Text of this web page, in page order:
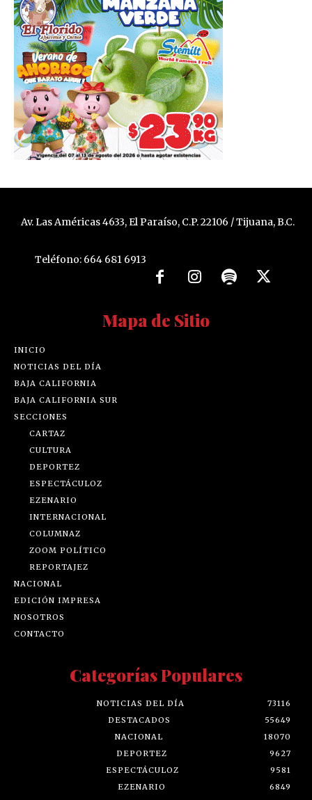
Av. Las Américas 4633, El Paraíso, C.P. 22106 / Tijuana, B.C.
Teléfono: 664 681 6913
Mapa de Sitio
INICIO
NOTICIAS DEL DÍA
BAJA CALIFORNIA
BAJA CALIFORNIA SUR
SECCIONES
CARTAZ
CULTURA
DEPORTEZ
ESPECTÁCULOZ
EZENARIO
INTERNACIONAL
COLUMNAZ
ZOOM POLÍTICO
REPORTAJEZ
NACIONAL
EDICIÓN IMPRESA
NOSOTROS
CONTACTO
Categorías Populares
NOTICIAS DEL DÍA
73116
DESTACADOS
55649
NACIONAL
18070
DEPORTEZ
9627
ESPECTÁCULOZ
9581
EZENARIO
6849